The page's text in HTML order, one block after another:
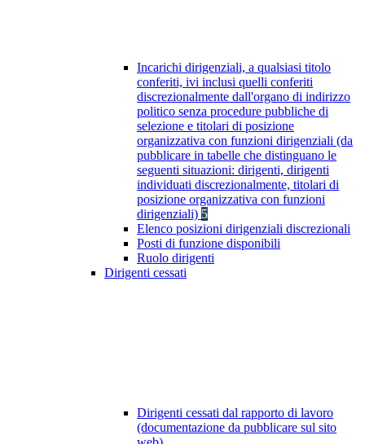
Incarichi dirigenziali, a qualsiasi titolo
conferiti, ivi inclusi quelli conferiti
discrezionalmente dall'organo di indirizzo
politico senza procedure pubbliche di
selezione e titolari di posizione
organizzativa con funzioni dirigenziali (da
pubblicare in tabelle che distinguano le
seguenti situazioni: dirigenti, dirigenti
individuati discrezionalmente, titolari di
posizione organizzativa con funzioni
dirigenziali) 5
Elenco posizioni dirigenziali discrezionali
Posti di funzione disponibili
Ruolo dirigenti
Dirigenti cessati
Dirigenti cessati dal rapporto di lavoro
(documentazione da pubblicare sul sito